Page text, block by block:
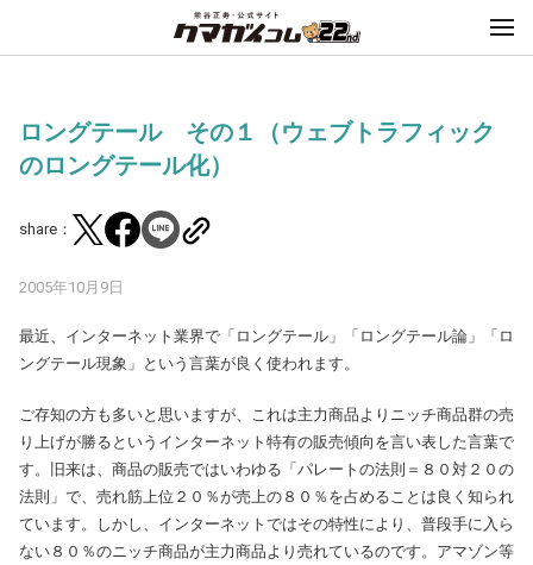
ロングテール その１（ウェブトラフィック
のロングテール化）
share：
2005年10月9日
最近、インターネット業界で「ロングテール」「ロングテール論」「ロ
ングテール現象」という言葉が良く使われます。
ご存知の方も多いと思いますが、これは主力商品よりニッチ商品群の売
り上げが勝るというインターネット特有の販売傾向を言い表した言葉で
す。旧来は、商品の販売ではいわゆる「パレートの法則＝８０対２０の
法則」で、売れ筋上位２０％が売上の８０％を占めることは良く知られ
ています。しかし、インターネットではその特性により、普段手に入ら
ない８０％のニッチ商品が主力商品より売れているのです。アマゾン等